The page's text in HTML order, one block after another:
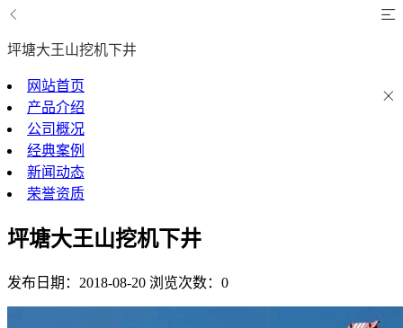
坪塘大王山挖机下井
网站首页
产品介绍
公司概况
经典案例
新闻动态
荣誉资质
坪塘大王山挖机下井
发布日期：2018-08-20 浏览次数：0